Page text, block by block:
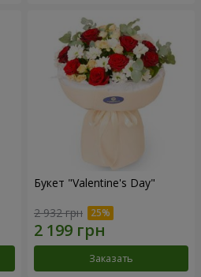
Букет "Valentine's Day"
2 932 грн
Заказать